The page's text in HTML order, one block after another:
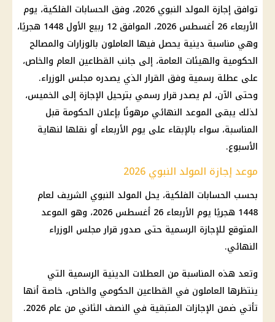
توافق إجازة المولد النبوي 2026، وفق الحسابات الفلكية، يوم
الأربعاء 26 أغسطس 2026، الموافق 12 ربيع الأول 1448 هجريًا،
وهي مناسبة دينية يحصل فيها العاملون بالوزارات والمصالح
الحكومية والهيئات العامة، إلى جانب القطاعين العام والخاص،
على عطلة رسمية وفق القرار الذي يصدره مجلس الوزراء.
وحتى الآن، لم يصدر قرار رسمي بترحيل الإجازة إلى الخميس،
لذلك يبقى الموعد النهائي مرهونًا بإعلان الحكومة قبل
المناسبة، سواء بالإبقاء على يوم الأربعاء أو نقلها لنهاية
الأسبوع.
موعد إجازة المولد النبوي 2026
بحسب الحسابات الفلكية، يحل المولد النبوي الشريف لعام
1448 هجريًا يوم الأربعاء 26 أغسطس 2026، وهو الموعد
المتوقع للإجازة الرسمية حتى صدور قرار مجلس الوزراء
النهائي.
وتعد هذه المناسبة من العطلات الدينية الرسمية التي
ينتظرها العاملون في القطاعين الحكومي والخاص، خاصة أنها
تأتي ضمن الإجازات المتبقية في النصف الثاني من عام 2026.